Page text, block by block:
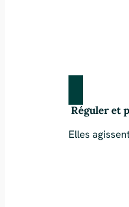
Réguler et
Elles